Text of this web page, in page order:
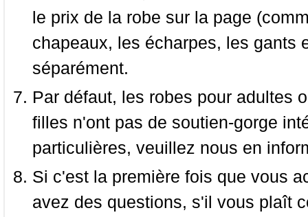
le prix de la robe sur la page
chapeaux, les écharpes, les gants
séparément.
Par défaut, les robes pour adultes
filles n'ont pas de soutien-gorge
particulières, veuillez nous en
Si c'est la première fois que vous
avez des questions, s'il vous plaît